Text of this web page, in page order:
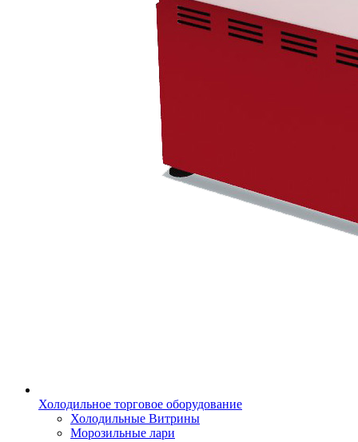
Холодильное торговое оборудование
Холодильные Витрины
Морозильные лари